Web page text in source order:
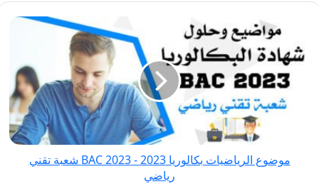
موضوع
الرياضيات
بكالوريا
2023
2023 شعبة
رياضي
موضوع الرياضيات بكالوريا 2023 - BAC 2023 شعبة تقني
رياضي